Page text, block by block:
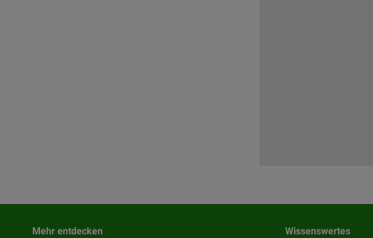
Mehr entdecken Wissenswertes